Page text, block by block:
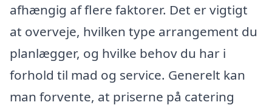
afhængig af flere faktorer. Det er vigtigt
at overveje, hvilken type arrangement du
planlægger, og hvilke behov du har i
forhold til mad og service. Generelt kan
man forvente, at priserne på catering